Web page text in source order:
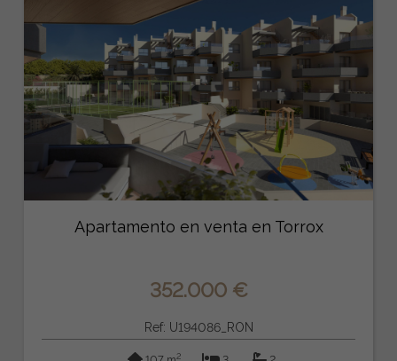
Apartamento en venta en Torrox
352.000 €
Ref: U194086_RON
2